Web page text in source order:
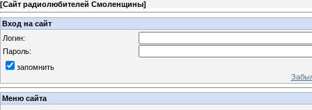
[Сайт радиолюбителей Смоленщины]
Вход на сайт
Логин:
Пароль:
запомнить
Меню сайта